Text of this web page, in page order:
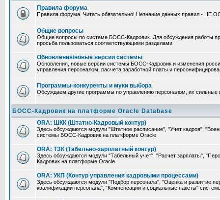
Правила форума
Правила форума. Читать обязательно! Незнание данных правил - НЕ
Общие вопросы
Общие вопросы по системе БОСС-Кадровик. Для обсуждения работы
просьба пользоваться соответствующими разделами
Обновления/новые версии системы
Обновления, новые версии системы БОСС-Кадровик и изменения
управления персоналом, расчета заработной платы и
Программы-конкуренты и муки выбора
Обсуждаем другие программы по управлению персоналом, их сильные
БОСС-Кадровик на платформе Oracle Database
ORA: ШКК (Штатно-Кадровый контур)
Здесь обсуждаются модули "Штатное расписание", "Учет кадров",
системы БОСС-Кадровик на платформе Oracle
ORA: ТЗК (Табельно-зарплатный контур)
Здесь обсуждаются модули "Табельный учет", "Расчет зарплаты",
Кадровик на платформе Oracle
ORA: УКП (Контур управления кадровыми процессами)
Здесь обсуждаются модули "Подбор персонала", "Оценка и развитие
квалификации персонала", "Компенсации и социальные пакеты"